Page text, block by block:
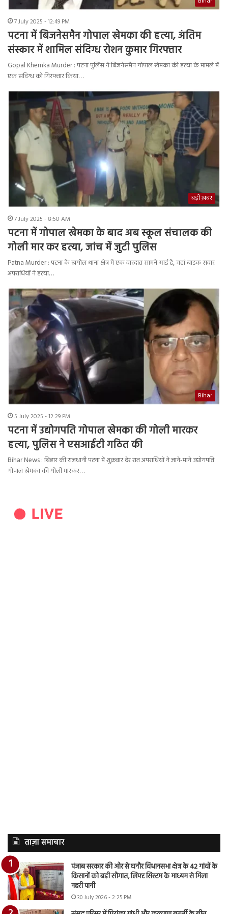
7 July 2025 - 12:49 PM
पटना में बिजनेसमैन गोपाल खेमका की हत्या, अंतिम
संस्कार में शामिल संदिग्ध रोशन कुमार गिरफ्तार
Gopal Khemka Murder : पटना पुलिस ने बिजनेसमैन गोपाल खेमका की हत्या के मामले में
एक संदिग्ध को गिरफ्तार किया…
बड़ी ख़बर
7 July 2025 - 8:50 AM
पटना में गोपाल खेमका के बाद अब स्कूल संचालक की
गोली मार कर हत्या, जांच में जुटी पुलिस
Patna Murder : पटना के खगौल थाना क्षेत्र में एक वारदात सामने आई है, जहां बाइक सवार
अपराधियों ने हत्या…
Bihar
5 July 2025 - 12:29 PM
पटना में उद्योगपति गोपाल खेमका की गोली मारकर
हत्या, पुलिस ने एसआईटी गठित की
Bihar News : बिहार की राजधानी पटना में शुक्रवार देर रात अपराधियों ने जाने-माने उद्योगपति
गोपाल खेमका की गोली मारकर…
ताज़ा समाचार
पंजाब सरकार की ओर से घनौर विधानसभा क्षेत्र के 42 गांवों के
किसानों को बड़ी सौगात, लिफ्ट सिस्टम के माध्यम से मिला
नहरी पानी
30 July 2026 - 2:25 PM